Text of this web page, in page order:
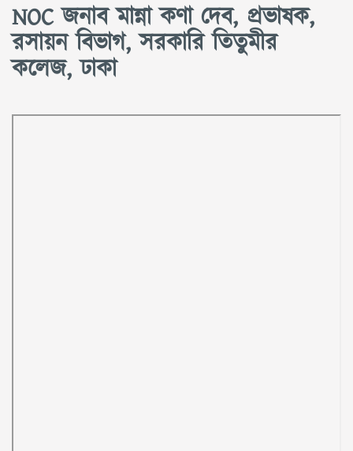
NOC জনাব মান্না কণা দেব, প্রভাষক,
রসায়ন বিভাগ, সরকারি তিতুমীর
কলেজ, ঢাকা